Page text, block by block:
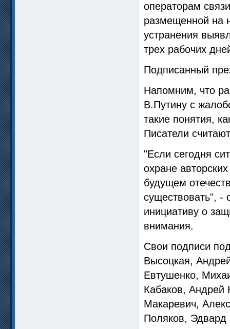
операторам
размещенной на
устранения
трех рабочих
Подписанный
Напомним, что
В.Путину с
такие понятия,
Писатели
"Если сегодня
охране
будущем
существовать", -
инициативу о
внимания.
Свои подписи
Высоцкая,
Евтушенко,
Кабаков, Андрей
Макаревич,
Поляков, Эдвард